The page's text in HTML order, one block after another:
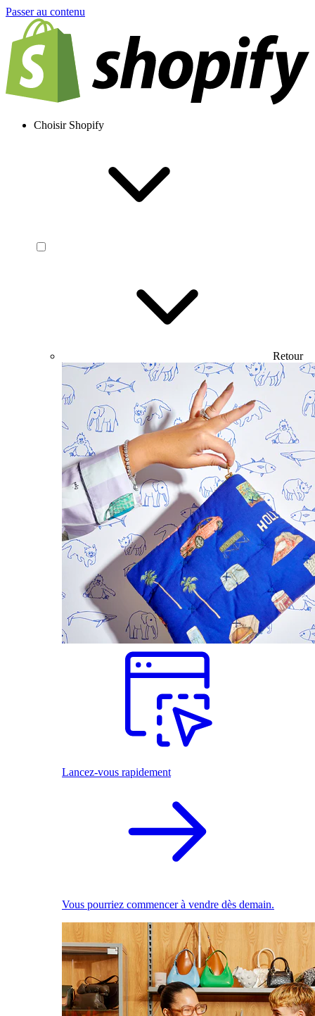
Passer au contenu
Choisir Shopify
Retour
Lancez-vous rapidement
Vous pourriez commencer à vendre dès demain.